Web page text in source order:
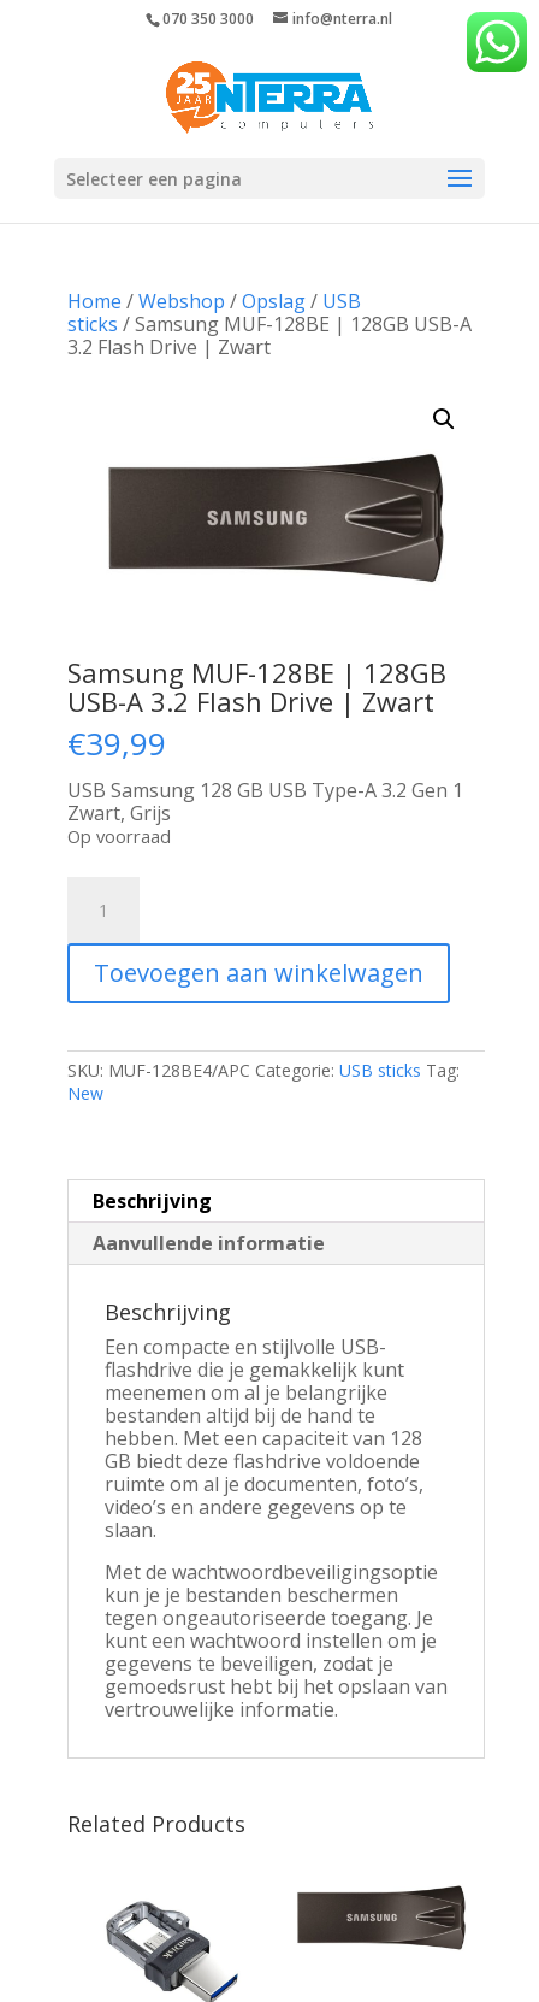
070 350 3000 info@nterra.nl
Selecteer een pagina
Home /Webshop /Opslag/ USB
sticks / Samsung MUF-128BE | 128GB USB-A
3.2 Flash Drive | Zwart
Samsung MUF-128BE | 128GB
USB-A 3.2 Flash Drive | Zwart
€39,99
USB Samsung 128 GB USB Type-A 3.2 Gen 1
Zwart, Grijs
Op voorraad
MUF-
|
128GB
USB-
3.2
Flash
Drive
Toevoegen aan winkelwagen
SKU: MUF-128BE4/APC Categorie: USB sticks Tag:
New
Beschrijving
Aanvullende informatie
Beschrijving
Een compacte en stijlvolle USB-
flashdrive die je gemakkelijk kunt
meenemen om al je belangrijke
bestanden altijd bij de hand te
hebben. Met een capaciteit van 128
GB biedt deze flashdrive voldoende
ruimte om al je documenten, foto’s,
video’s en andere gegevens op te
slaan.
Met de wachtwoordbeveiligingsoptie
kun je je bestanden beschermen
tegen ongeautoriseerde toegang. Je
kunt een wachtwoord instellen om je
gegevens te beveiligen, zodat je
gemoedsrust hebt bij het opslaan van
vertrouwelijke informatie.
Related Products